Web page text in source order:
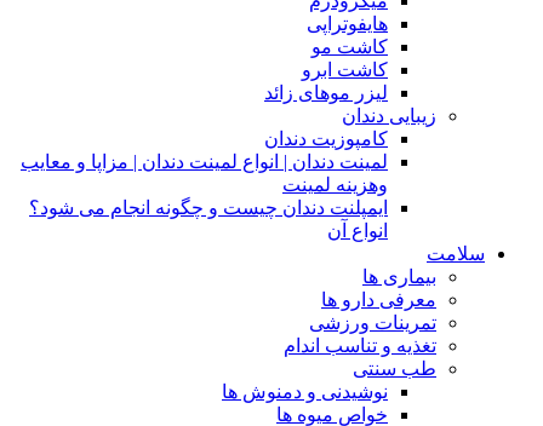
هایفوتراپی
کاشت مو
کاشت ابرو
لیزر موهای زائد
زیبایی دندان
کامپوزیت دندان
لمینت دندان | انواع لمینت دندان | مزاپا و معایب
وهزینه لمینت
ایمپلنت دندان چیست و چگونه انجام می شود؟
انواع آن
سلامت
بیماری ها
معرفی دارو ها
تمرینات ورزشی
تغذیه و تناسب اندام
طب سنتی
نوشیدنی و دمنوش ها
خواص میوه ها